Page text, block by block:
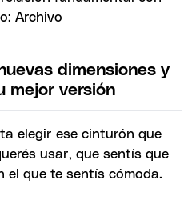
dimensiones y
mejor versión